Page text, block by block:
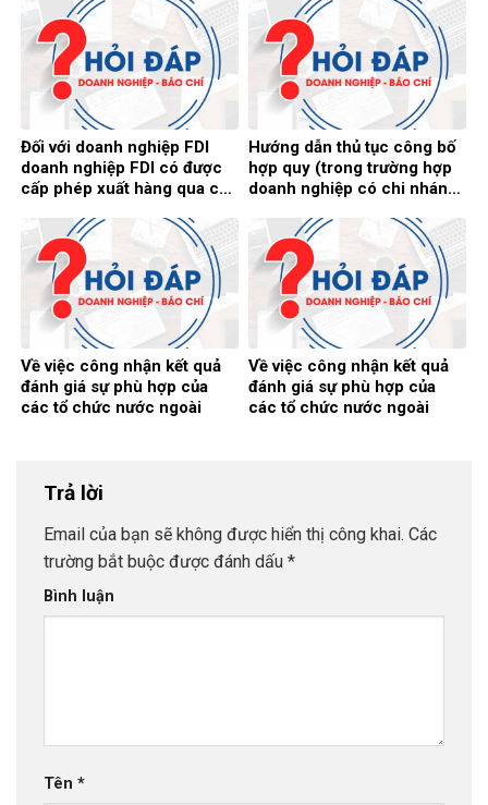
không
Đối với doanh nghiệp FDI
doanh nghiệp FDI có được
cấp phép xuất hàng qua các
lối mở được không
Hướng dẫn thủ tục công bố
hợp quy (trong trường hợp
doanh nghiệp có chi nhánh,
Về việc công nhận kết quả
đánh giá sự phù hợp của
các tổ chức nước ngoài
Về việc công nhận kết quả
đánh giá sự phù hợp của
các tổ chức nước ngoài
Trả lời
Email của bạn sẽ không được hiển thị công khai. Các
trường bắt buộc được đánh dấu *
Bình luận
Tên *